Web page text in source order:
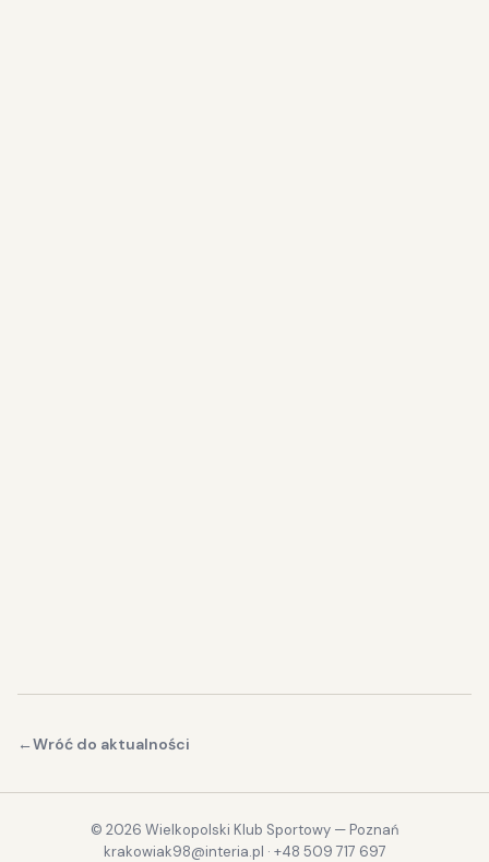
←Wróć do aktualności
© 2026 Wielkopolski Klub Sportowy — Poznań
krakowiak98@interia.pl · +48 509 717 697